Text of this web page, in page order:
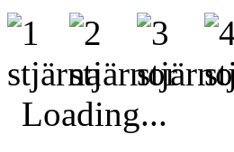
Loading...